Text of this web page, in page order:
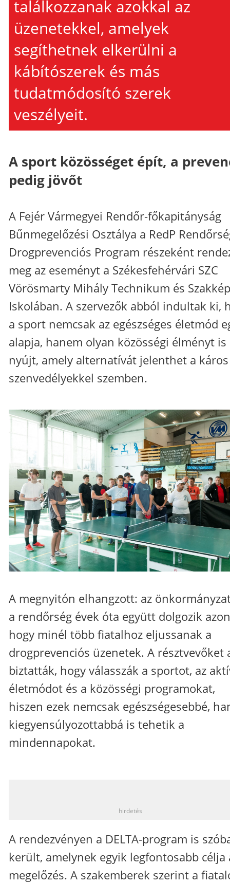
találkozzanak azokkal az
üzenetekkel, amelyek
segíthetnek elkerülni a
kábítószerek és más
tudatmódosító szerek
veszélyeit.
A sport közösséget épít, a
pedig jövőt
A Fejér Vármegyei Rendőr-főkapitányság
Bűnmegelőzési Osztálya a RedP
Drogprevenciós Program részeként
meg az eseményt a Székesfehérvári SZC
Vörösmarty Mihály Technikum és
Iskolában. A szervezők abból indultak ki,
a sport nemcsak az egészséges életmód
alapja, hanem olyan közösségi élményt is
nyújt, amely alternatívát jelenthet a káros
szenvedélyekkel szemben.
A megnyitón elhangzott: az
a rendőrség évek óta együtt dolgozik
hogy minél több fiatalhoz eljussanak a
drogprevenciós üzenetek. A résztvevőket
biztatták, hogy válasszák a sportot, az
életmódot és a közösségi programokat,
hiszen ezek nemcsak egészségesebbé,
kiegyensúlyozottabbá is tehetik a
mindennapokat.
hirdetés
A rendezvényen a DELTA-program is
került, amelynek egyik legfontosabb célja
megelőzés. A szakemberek szerint a